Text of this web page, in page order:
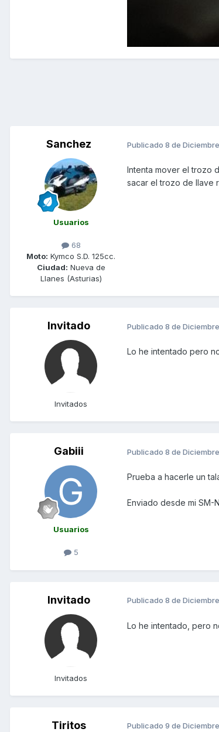
Sanchez
Usuarios
68
Moto: Kymco S.D. 125cc.
Ciudad: Nueva de
Llanes (Asturias)
Publicado 8 de
Intenta mover el trozo
sacar el trozo de llave
Invitado
Invitados
Publicado 8 de
Lo he intentado pero
Gabiii
Usuarios
5
Publicado 8 de
Prueba a hacerle un
Enviado desde mi SM-
Invitado
Invitados
Publicado 8 de
Lo he intentado, pero
Tiritos Publicado 9 de